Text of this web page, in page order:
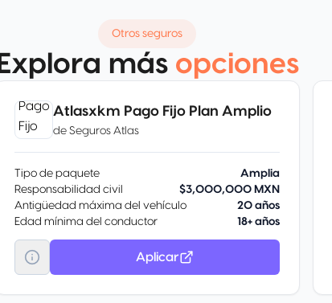
Otros seguros
Explora más opciones
Atlasxkm Pago Fijo Plan Amplio
de Seguros Atlas
Tipo de paquete
Amplia
Responsabilidad civil
$3,000,000 MXN
Antigüedad máxima del vehículo
20 años
Edad mínima del conductor
18+ años
Aplicar